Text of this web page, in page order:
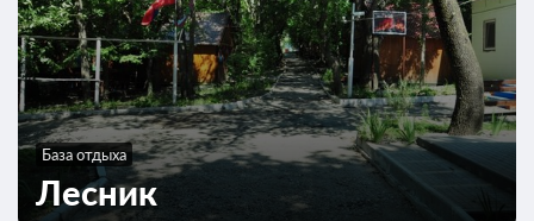
База отдыха
Лесник